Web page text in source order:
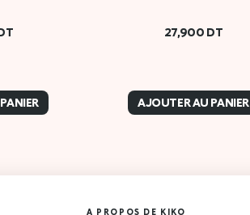
27,900 DT
AJOUTER AU PANIER
A PROPOS DE KIKO